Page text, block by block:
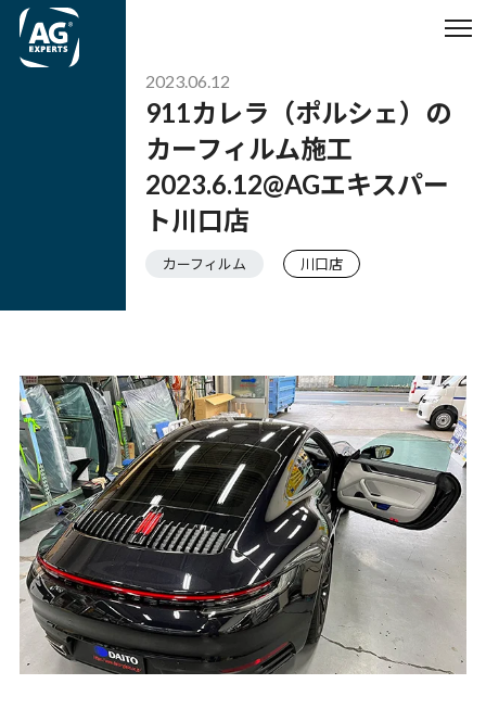
2023.06.12
911カレラ（ポルシェ）の
カーフィルム施工
2023.6.12@AGエキスパー
ト川口店
カーフィルム 川口店